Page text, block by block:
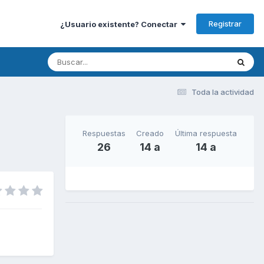
¿Usuario existente? Conectar Registrar
Toda la actividad
Respuestas
26
Creado
14 a
Última respuesta
14 a